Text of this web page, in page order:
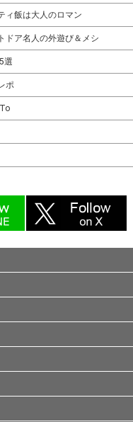
ィ飯は大人のロマン
ドア名人の外遊び＆メシ
選
ポ